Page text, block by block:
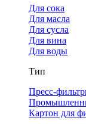
Для сока
Для масла
Для сусла
Для вина
Для воды
Тип
Пресс-
Картон для